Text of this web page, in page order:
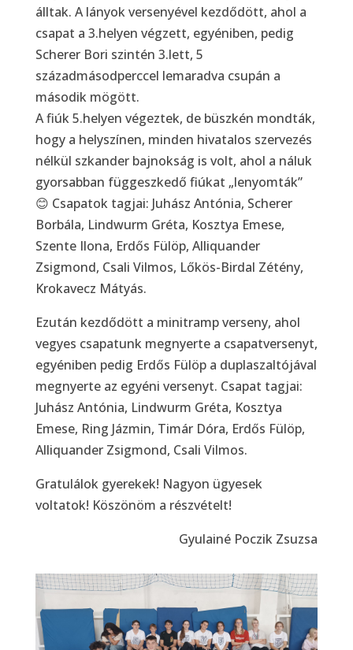
álltak. A lányok versenyével kezdődött, ahol a
csapat a 3.helyen végzett, egyéniben, pedig
Scherer Bori szintén 3.lett, 5
századmásodperccel lemaradva csupán a
második mögött.
A fiúk 5.helyen végeztek, de büszkén mondták,
hogy a helyszínen, minden hivatalos szervezés
nélkül szkander bajnokság is volt, ahol a náluk
gyorsabban függeszkedő fiúkat „lenyomták”
😊 Csapatok tagjai: Juhász Antónia, Scherer
Borbála, Lindwurm Gréta, Kosztya Emese,
Szente Ilona, Erdős Fülöp, Alliquander
Zsigmond, Csali Vilmos, Lőkös-Birdal Zétény,
Krokavecz Mátyás.
Ezután kezdődött a minitramp verseny, ahol
vegyes csapatunk megnyerte a csapatversenyt,
egyéniben pedig Erdős Fülöp a duplaszaltójával
megnyerte az egyéni versenyt. Csapat tagjai:
Juhász Antónia, Lindwurm Gréta, Kosztya
Emese, Ring Jázmin, Timár Dóra, Erdős Fülöp,
Alliquander Zsigmond, Csali Vilmos.
Gratulálok gyerekek! Nagyon ügyesek
voltatok! Köszönöm a részvételt!
Gyulainé Poczik Zsuzsa